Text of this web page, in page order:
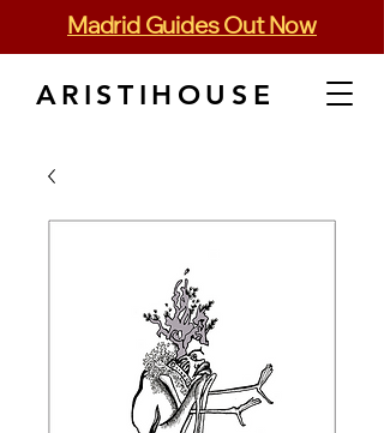
Madrid Guides Out Now
ARISTIHOUSE